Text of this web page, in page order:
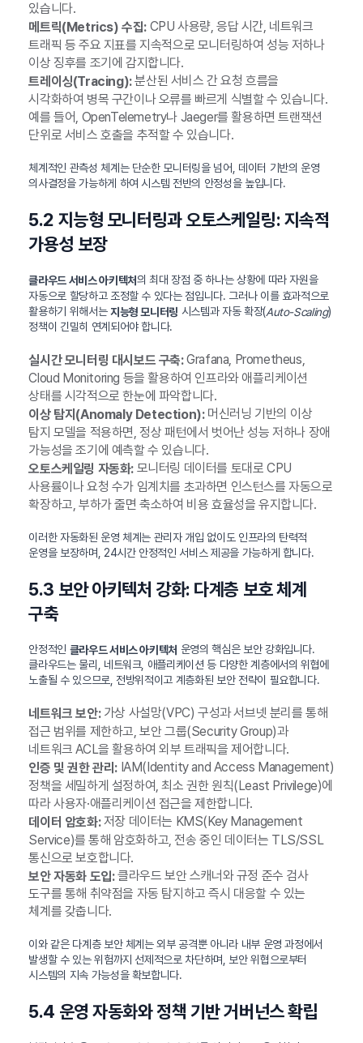
있습니다.
메트릭(Metrics) 수집:CPU 사용량, 응답 시간, 네트워크
트래픽 등 주요 지표를 지속적으로 모니터링하여 성능 저하나
이상 징후를 조기에 감지합니다.
트레이싱(Tracing):분산된 서비스 간 요청 흐름을
시각화하여 병목 구간이나 오류를 빠르게 식별할 수 있습니다.
예를 들어, OpenTelemetry나 Jaeger를 활용하면 트랜잭션
단위로 서비스 호출을 추적할 수 있습니다.
체계적인 관측성 체계는 단순한 모니터링을 넘어, 데이터 기반의 운영
의사결정을 가능하게 하여 시스템 전반의 안정성을 높입니다.
5.2 지능형 모니터링과 오토스케일링: 지속적
가용성 보장
클라우드 서비스 아키텍처의 최대 장점 중 하나는 상황에 따라 자원을
자동으로 할당하고 조정할 수 있다는 점입니다. 그러나 이를 효과적으로
활용하기 위해서는지능형 모니터링 시스템과 자동 확장(Auto-Scaling)
정책이 긴밀히 연계되어야 합니다.
실시간 모니터링 대시보드 구축:Grafana, Prometheus,
Cloud Monitoring 등을 활용하여 인프라와 애플리케이션
상태를 시각적으로 한눈에 파악합니다.
이상 탐지(Anomaly Detection):머신러닝 기반의 이상
탐지 모델을 적용하면, 정상 패턴에서 벗어난 성능 저하나 장애
가능성을 조기에 예측할 수 있습니다.
오토스케일링 자동화:모니터링 데이터를 토대로 CPU
사용률이나 요청 수가 임계치를 초과하면 인스턴스를 자동으로
확장하고, 부하가 줄면 축소하여 비용 효율성을 유지합니다.
이러한 자동화된 운영 체계는 관리자 개입 없이도 인프라의 탄력적
운영을 보장하며, 24시간 안정적인 서비스 제공을 가능하게 합니다.
5.3 보안 아키텍처 강화: 다계층 보호 체계
구축
안정적인 클라우드 서비스 아키텍처 운영의 핵심은 보안 강화입니다.
클라우드는 물리, 네트워크, 애플리케이션 등 다양한 계층에서의 위협에
노출될 수 있으므로, 전방위적이고 계층화된 보안 전략이 필요합니다.
네트워크 보안:가상 사설망(VPC) 구성과 서브넷 분리를 통해
접근 범위를 제한하고, 보안 그룹(Security Group)과
네트워크 ACL을 활용하여 외부 트래픽을 제어합니다.
인증 및 권한 관리:IAM(Identity and Access Management)
정책을 세밀하게 설정하여, 최소 권한 원칙(Least Privilege)에
따라 사용자·애플리케이션 접근을 제한합니다.
데이터 암호화:저장 데이터는 KMS(Key Management
Service)를 통해 암호화하고, 전송 중인 데이터는 TLS/SSL
통신으로 보호합니다.
보안 자동화 도입:클라우드 보안 스캐너와 규정 준수 검사
도구를 통해 취약점을 자동 탐지하고 즉시 대응할 수 있는
체계를 갖춥니다.
이와 같은 다계층 보안 체계는 외부 공격뿐 아니라 내부 운영 과정에서
발생할 수 있는 위험까지 선제적으로 차단하며, 보안 위협으로부터
시스템의 지속 가능성을 확보합니다.
5.4 운영 자동화와 정책 기반 거버넌스 확립